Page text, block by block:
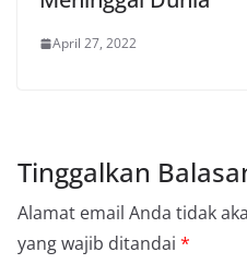
April 27, 2022
Tinggalkan
Alamat email Anda tidak
yang wajib ditandai *